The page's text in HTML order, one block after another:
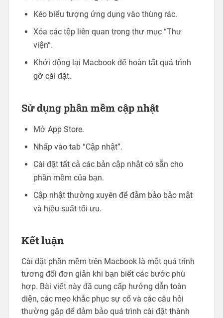
Kéo biểu tượng ứng dụng vào thùng rác.
Xóa các tệp liên quan trong thư mục “Thư
viện”.
Khởi động lại Macbook để hoàn tất quá trình
gỡ cài đặt.
Sử dụng phần mềm cập nhật
Mở App Store.
Nhấp vào tab “Cập nhật”.
Cài đặt tất cả các bản cập nhật có sẵn cho
phần mềm của bạn.
Cập nhật thường xuyên để đảm bảo bảo mật
và hiệu suất tối ưu.
Kết luận
Cài đặt phần mềm trên Macbook là một quá trình
tương đối đơn giản khi bạn biết các bước phù
hợp. Bài viết này đã cung cấp hướng dẫn toàn
diện, các mẹo khắc phục sự cố và các câu hỏi
thường gặp để đảm bảo quá trình cài đặt thành